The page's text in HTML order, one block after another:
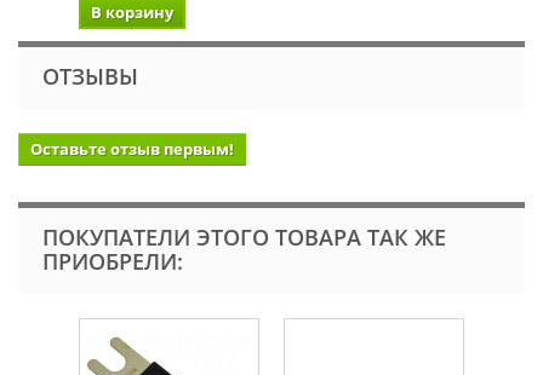
В корзину
ОТЗЫВЫ
Оставьте отзыв первым!
ПОКУПАТЕЛИ ЭТОГО ТОВАРА ТАК ЖЕ
ПРИОБРЕЛИ: